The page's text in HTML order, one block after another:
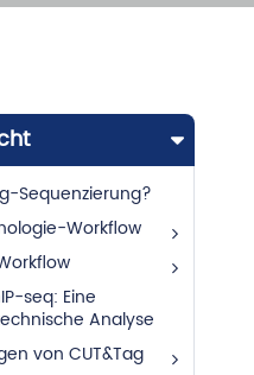
Sequenzierung?
Workflow
seq: Eine
Analyse
von CUT&Tag